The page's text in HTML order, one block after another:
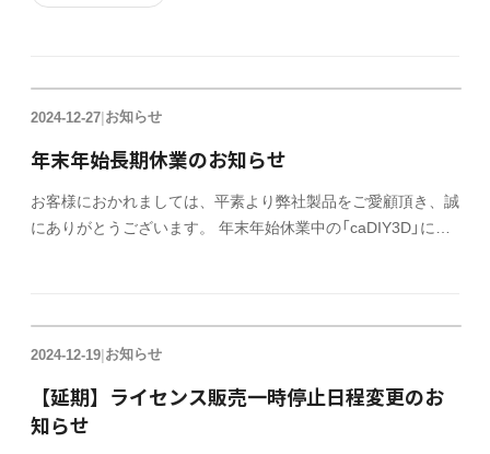
2024-12-27|お知らせ
年末年始長期休業のお知らせ
お客様におかれましては、平素より弊社製品をご愛顧頂き、誠
にありがとうございます。 年末年始休業中の「caDIY3D」に関
す。 サポートについて 2024年12月27日（金） ～ 2025年1月6
日（月）の期間は休業致します。 お問い合わせへのご回答は、
営業再開後、順次対応させていただきますので、 ご了承の
程、よろしくお願いいたします。 休業中はオフィシャルサイ
トの FAQ よくある質問 をご活用いただけますと幸いです。
2024-12-19|お知らせ
【延期】ライセンス販売一時停止日程変更のお
知らせ